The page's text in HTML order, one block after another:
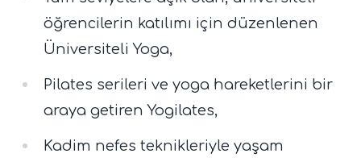
öğrencilerin katılımı için düzenlenen
Üniversiteli Yoga,
Pilates serileri ve yoga hareketlerini bir
araya getiren Yogilates,
Kadim nefes teknikleriyle yaşam